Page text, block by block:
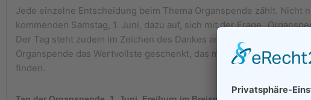
Jede einzelne Entscheidung beim Thema Organspende zählt. Nicht
kommenden Samstag, 1. Juni, dazu auf, sich mit der Frage
Der Tag steht zudem im Zeichen des Dankes an alle
Organspende das Wertvollste geschenkt, das man sich vorstellen
finden.